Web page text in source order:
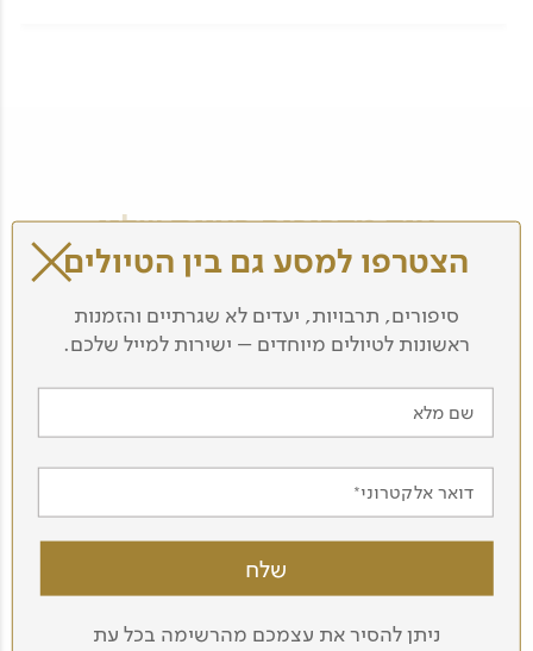
עוד מדריכים בצוות שלנו
רענן כץ אלינור קרני
הצטרפו למסע גם בין הטיולים
סיפורים, תרבויות, יעדים לא שגרתיים והזמנות
ראשונות לטיולים מיוחדים – ישירות למייל שלכם.
שם מלא
דואר אלקטרוני
ניתן להסיר את עצמכם מהרשימה בכל עת